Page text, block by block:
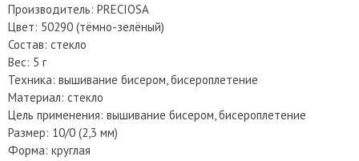
Производитель: PRECIOSA
Цвет: 50290 (тёмно-зелёный)
Состав: стекло
Вес: 5 г
Техника: вышивание бисером, бисероплетение
Материал: стекло
Цель применения: вышивание бисером, бисероплетение
Размер: 10/0 (2,3 мм)
Форма: круглая